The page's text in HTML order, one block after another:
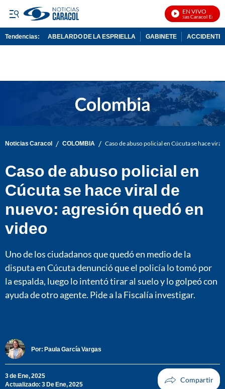
EN VIVO
Noticias Caracol En Vivo
Tendencias: ABELARDO DE LA ESPRIELLA GABINETE ACCIDENTE
Noticias Caracol / COLOMBIA / Caso de abuso policial en Cúcuta se hace
Caso de abuso policial en
Cúcuta se hace viral de
nuevo: agresión quedó en
video
Uno de los ciudadanos que quedó en medio de la
disputa en Cúcuta denunció que el policía lo tomó por
la espalda, luego lo intentó tirar al suelo y lo golpeó con
ayuda de otro agente. Pide a la Fiscalía investigar.
Por: Paula García Vargas
3 de Ene, 2025
Actualizado: 3 De Ene, 2025